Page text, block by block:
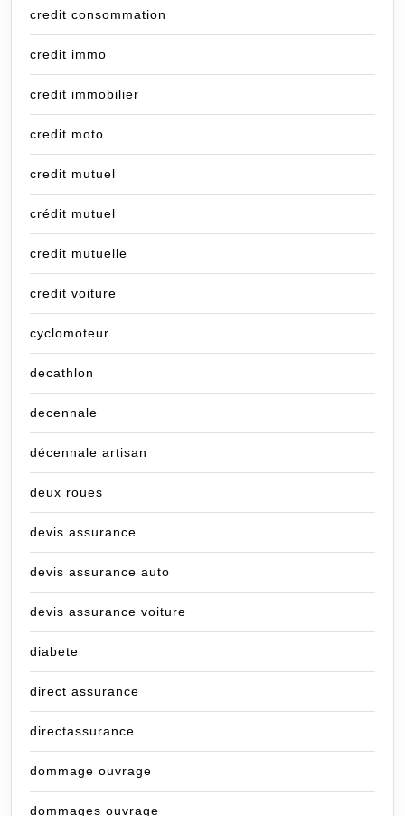
credit consommation
credit immo
credit immobilier
credit moto
credit mutuel
crédit mutuel
credit mutuelle
credit voiture
cyclomoteur
decathlon
decennale
décennale artisan
deux roues
devis assurance
devis assurance auto
devis assurance voiture
diabete
direct assurance
directassurance
dommage ouvrage
dommages ouvrage